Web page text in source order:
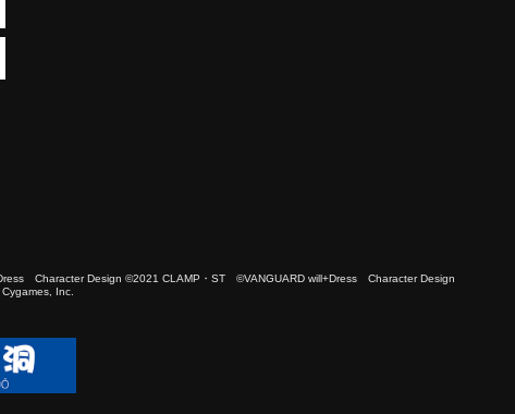
Character Design ©2021 CLAMP・ST ©VANGUARD will+Dress Character Design
Inc.